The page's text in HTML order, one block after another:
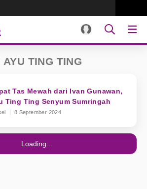
TING TING
Tas Mewah dari Ivan Gunawan,
Ting Ting Senyum Sumringah
8 September 2024
Loading...